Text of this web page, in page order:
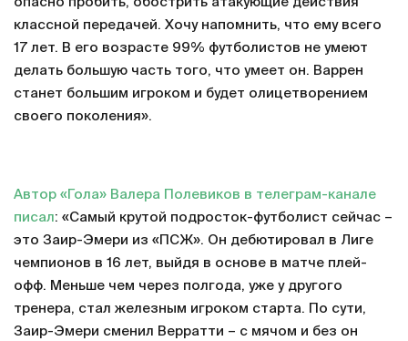
классной передачей. Хочу напомнить, что ему всего
17 лет. В его возрасте 99% футболистов не умеют
делать большую часть того, что умеет он. Варрен
станет большим игроком и будет олицетворением
своего поколения».
Автор «Гола» Валера Полевиков в телеграм-канале
писал: «Самый крутой подросток-футболист сейчас –
это Заир-Эмери из «ПСЖ». Он дебютировал в Лиге
чемпионов в 16 лет, выйдя в основе в матче плей-
офф. Меньше чем через полгода, уже у другого
тренера, стал железным игроком старта. По сути,
Заир-Эмери сменил Верратти – с мячом и без он